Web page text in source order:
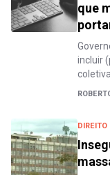
que
incluir